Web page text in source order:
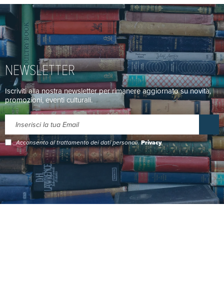
NEWSLETTER
Iscriviti alla nostra newsletter per rimanere aggiornato su novità,
promozioni, eventi culturali.
Acconsento al trattamento dei dati personali.Privacy